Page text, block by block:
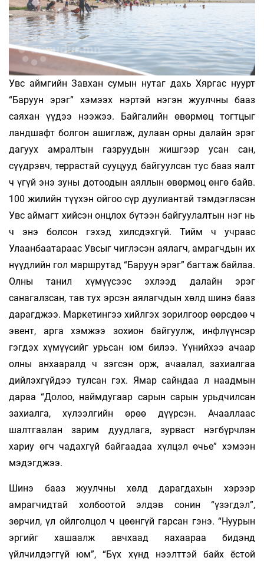
Увс аймгийн Завхан сумын нутаг дахь Хяргас нуурт
“Баруун эрэг” хэмээх нэртэй нэгэн жуулчны бааз
саяхан үүдээ нээжээ. Байгалийн өвөрмөц тогтцыг
ландшафт болгон ашиглаж, дулаан орны далайн эрэг
дагуух амралтын газруудын жишгээр усан сан,
сүүдрэвч, террастай сууцууд байгуулсан тус бааз яалт
ч үгүй энэ зуны дотоодын аяллын өвөрмөц өнгө байв.
100 жилийн түүхэн ойгоо сүр дуулиантай тэмдэглэсэн
Увс аймагт хийсэн онцлох бүтээн байгуулалтын нэг нь
ч энэ болсон гэхэд хилсдэхгүй. Тийм ч учраас
Улаанбаатараас Увсыг чиглэсэн аялагч, амрагчдын их
нүүдлийн гол маршрутад “Баруун эрэг” багтаж байлаа.
Олны танил хүмүүсээс эхлээд далайн эрэг
санагалзсан, тав тух эрсэн аялагчдын хөлд шинэ бааз
дарагджээ. Маркетингээ хийлгэх зорилгоор өөрсдөө ч
эвент, арга хэмжээ зохион байгуулж, инфлүүнсэр
гэгдэх хүмүүсийг урьсан юм билээ. Үүнийхээ ачаар
олны анхааралд ч зэгсэн орж, ачаалал, захиалгаа
дийлэхгүйдээ тулсан гэх. Ямар сайндаа л наадмын
дараа “Долоо, наймдугаар сарын сарын урьдчилсан
захиалга, хүлээлгийн өрөө дүүрсэн. Ачааллаас
шалтгаалан зарим дуудлага, зурваст нэгбүрчлэн
хариу өгч чадахгүй байгаадаа хүлцэл өчье” хэмээн
мэдэгджээ.
Шинэ бааз жуулчны хөлд дарагдахын хэрээр
амрагчидтай холбоотой элдэв сонин “үзэгдэл”,
зөрчил, үл ойлголцол ч цөөнгүй гарсан гэнэ. “Нуурын
эргийг хашаалж авчхаад яахаараа бидэнд
үйлчилдэггүй юм”, “Бүх хүнд нээлттэй байх ёстой